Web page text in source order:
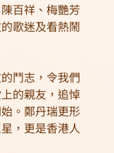
百祥、梅艷芳
歌迷及看熱鬧
鬥志，令我們
的親友，追悼
。鄭丹瑞更形
，更是香港人